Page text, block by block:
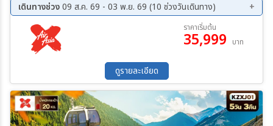
ทะเลสาบโคลไซ – ตลาดกรีนบาซาร์ – ร้านขนมช็อคโกแลต –
เดินทางช่วง09 ส.ค. 69 - 03 พ.ย. 69 (10 ช่วงวันเดินทาง)
09 ส.ค. 69 - 13 ส.ค. 69
11 ก.ย. 69 - 15 ก.ย. 69
18 ก.ย. 69 - 22 ก.ย. 69
25 ก.ย. 69 - 29 ก.ย. 69
02 ต.ค. 69 - 06 ต.ค. 69
09 ต.ค. 69 - 13 ต.ค. 69
23 ต.ค. 69 - 27 ต.ค. 69
30 ต.ค. 69 - 03 พ.ย. 69
ราคาเริ่มต้น
35,999 บาท
ดูรายละเอียด